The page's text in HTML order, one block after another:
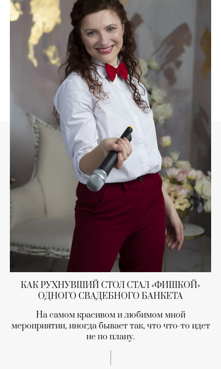
КАК РУХНУВШИЙ СТОЛ СТАЛ «ФИШКОЙ»
ОДНОГО СВАДЕБНОГО БАНКЕТА
На самом красивом и любимом мной
мероприятии, иногда бывает так, что что-то идет
не по плану.